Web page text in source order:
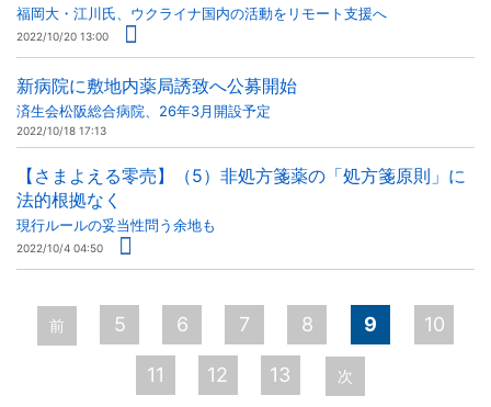
福岡大・江川氏、ウクライナ国内の活動をリモート支援へ
2022/10/20 13:00
新病院に敷地内薬局誘致へ公募開始
済生会松阪総合病院、26年3月開設予定
2022/10/18 17:13
【さまよえる零売】（5）非処方箋薬の「処方箋原則」に
法的根拠なく
現行ルールの妥当性問う余地も
2022/10/4 04:50
ペ
ー
前 5 6 7 8 9 10
11 12 13 次